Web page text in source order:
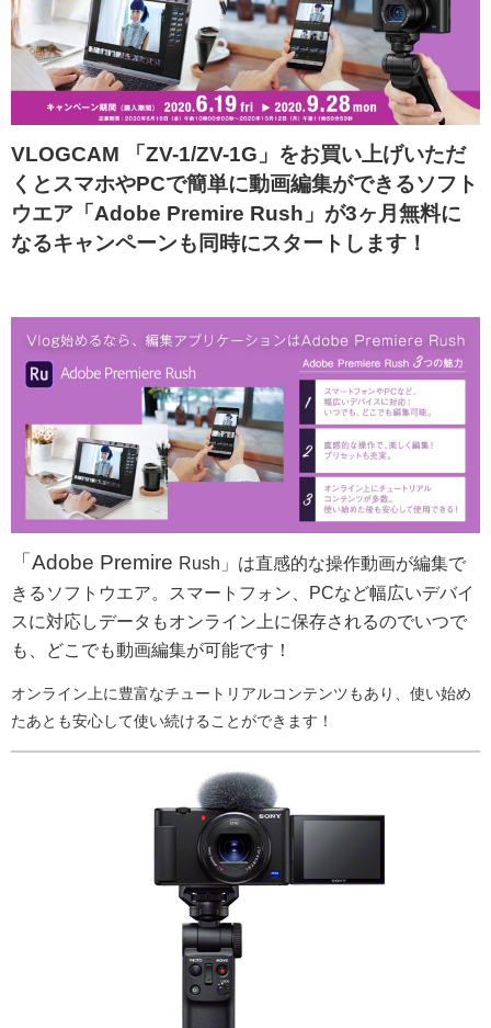
VLOGCAM 「ZV-1/ZV-1G」をお買い上げいただ
くとスマホやPCで簡単に動画編集ができるソフト
ウエア「Adobe Premire Rush」が3ヶ月無料に
なるキャンペーンも同時にスタートします！
「Adobe Premire Rush」は直感的な操作動画が編集で
きるソフトウエア。
スマートフォン、PCなど幅広いデバイ
スに対応しデータもオンライン上に保存されるのでいつで
も、どこでも動画編集が可能です！
オンライン上に豊富なチュートリアルコンテンツもあり、使い始め
たあとも安心して使い続けることができます！